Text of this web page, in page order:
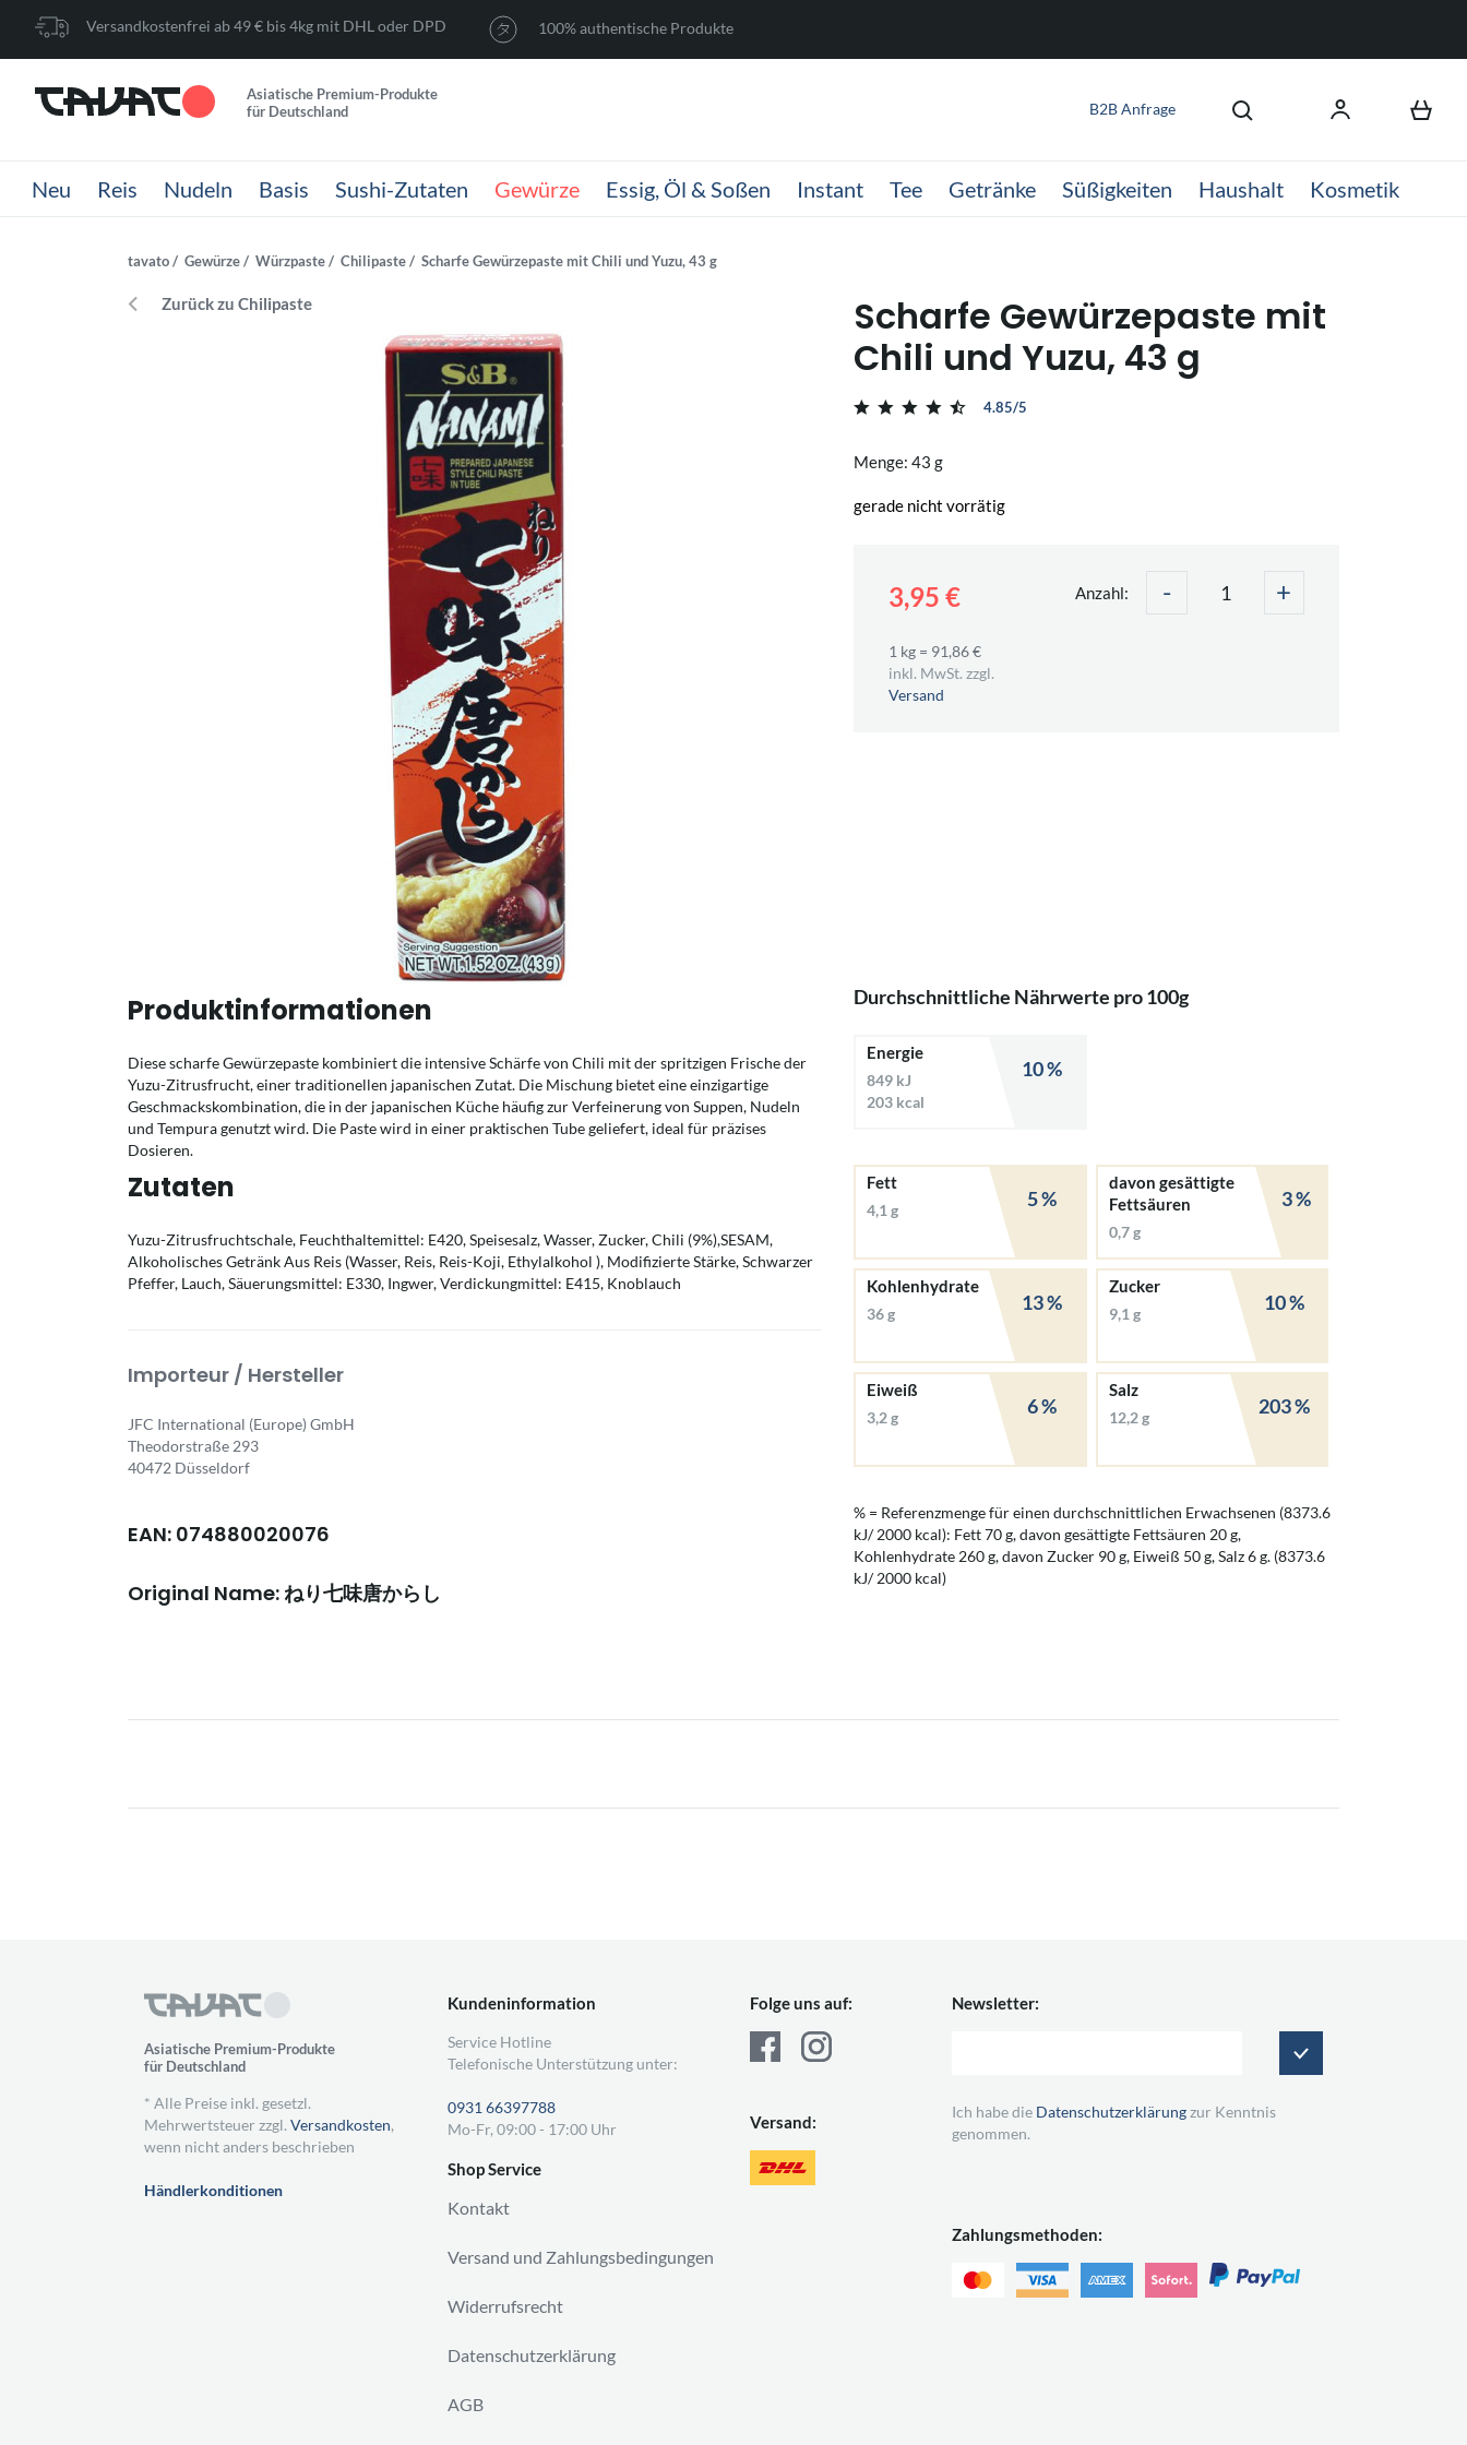
Versandkostenfrei ab 49 € bis 4kg mit DHL oder DPD 100% authentische Produkte
Asiatische Premium-Produkte
für Deutschland
B2B Anfrage
Neu Reis Nudeln Basis Sushi-Zutaten Gewürze Essig, Öl & Soßen Instant Tee Getränke Süßigkeiten Haushalt Kosmetik
tavato Gewürze Würzpaste Chilipaste Scharfe Gewürzepaste mit Chili und Yuzu, 43 g
Zurück zu Chilipaste
Scharfe Gewürzepaste mit
Chili und Yuzu, 43 g
4.85/5
Menge: 43 g
gerade nicht vorrätig
3,95 € Anzahl: - +
1 kg = 91,86 €
inkl. MwSt. zzgl.
Versand
Produktinformationen
Diese scharfe Gewürzepaste kombiniert die intensive Schärfe von Chili mit der spritzigen Frische der
Yuzu-Zitrusfrucht, einer traditionellen japanischen Zutat. Die Mischung bietet eine einzigartige
Geschmackskombination, die in der japanischen Küche häufig zur Verfeinerung von Suppen, Nudeln
und Tempura genutzt wird. Die Paste wird in einer praktischen Tube geliefert, ideal für präzises
Dosieren.
Zutaten
Yuzu-Zitrusfruchtschale, Feuchthaltemittel: E420, Speisesalz, Wasser, Zucker, Chili (9%),SESAM,
Alkoholisches Getränk Aus Reis (Wasser, Reis, Reis-Koji, Ethylalkohol ), Modifizierte Stärke, Schwarzer
Pfeffer, Lauch, Säuerungsmittel: E330, Ingwer, Verdickungmittel: E415, Knoblauch
Importeur / Hersteller
JFC International (Europe) GmbH
Theodorstraße 293
40472 Düsseldorf
EAN: 074880020076
Original Name: ねり七味唐からし
Durchschnittliche Nährwerte pro 100g
Energie
849 kJ
203 kcal
10 %
Fett
4,1 g 5 %
davon gesättigte
Fettsäuren
0,7 g
3 %
Kohlenhydrate
36 g 13 %
Zucker
9,1 g 10 %
Eiweiß
3,2 g 6 %
Salz
12,2 g 203 %
% = Referenzmenge für einen durchschnittlichen Erwachsenen (8373.6
kJ/ 2000 kcal): Fett 70 g, davon gesättigte Fettsäuren 20 g,
Kohlenhydrate 260 g, davon Zucker 90 g, Eiweiß 50 g, Salz 6 g. (8373.6
kJ/ 2000 kcal)
Asiatische Premium-Produkte
für Deutschland
* Alle Preise inkl. gesetzl.
Mehrwertsteuer zzgl. Versandkosten,
wenn nicht anders beschrieben
Händlerkonditionen
Kundeninformation
Service Hotline
Telefonische Unterstützung unter:
0931 66397788
Mo-Fr, 09:00 - 17:00 Uhr
Shop Service
Kontakt
Versand und Zahlungsbedingungen
Widerrufsrecht
Datenschutzerklärung
AGB
Folge uns auf:
Versand:
Newsletter:
Ich habe die Datenschutzerklärungzur Kenntnis
genommen.
Zahlungsmethoden: